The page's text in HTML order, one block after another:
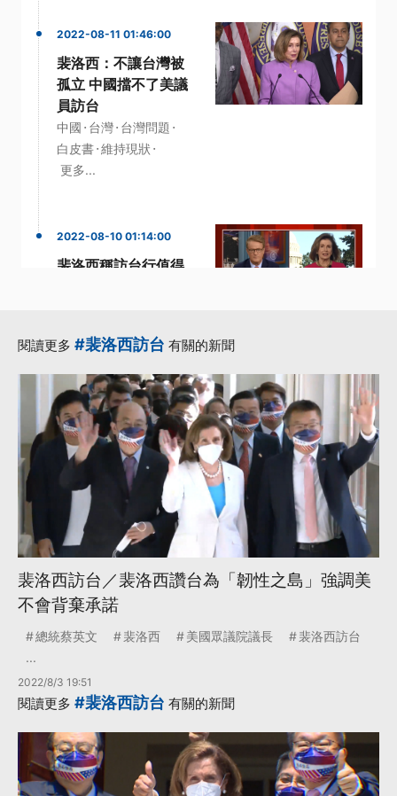
2022-08-11 01:46:00
裴洛西：不讓台灣被
孤立 中國擋不了美議
員訪台
中國 · 台灣· 台灣問題 ·
白皮書·維持現狀 ·
更多...
2022-08-10 01:14:00
裴洛西稱訪台行值得
美國眾議院議長· 裴洛西
·世衛組織·更多...
閱讀更多 #裴洛西訪台 有關的新聞
裴洛西訪台／裴洛西讚台為「韌性之島」強調美
不會背棄承諾
總統蔡英文 裴洛西 美國眾議院議長
裴洛西訪台
...
2022/8/3 19:51
閱讀更多 #裴洛西訪台 有關的新聞